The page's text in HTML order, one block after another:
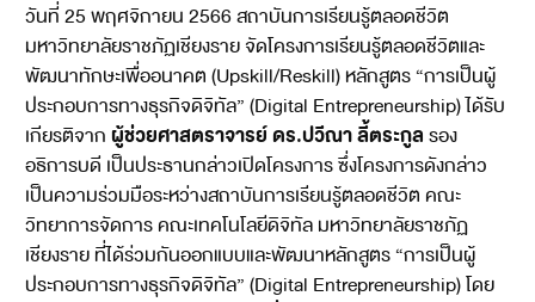
วันที่ 25 พฤศจิกายน 2566 สถาบันการเรียนรู้ตลอดชีวิต
มหาวิทยาลัยราชภัฏเชียงราย จัดโครงการเรียนรู้ตลอดชีวิตและ
พัฒนาทักษะเพื่ออนาคต (Upskill/Reskill) หลักสูตร “การเป็นผู้
ประกอบการทางธุรกิจดิจิทัล” (Digital Entrepreneurship) ได้รับ
เกียรติจากผู้ช่วยศาสตราจารย์ ดร.ปวีณา ลี้ตระกูลรอง
อธิการบดี เป็นประธานกล่าวเปิดโครงการ ซึ่งโครงการดังกล่าว
เป็นความร่วมมือระหว่างสถาบันการเรียนรู้ตลอดชีวิต คณะ
วิทยาการจัดการ คณะเทคโนโลยีดิจิทัล มหาวิทยาลัยราชภัฏ
เชียงราย ที่ได้ร่วมกันออกแบบและพัฒนาหลักสูตร “การเป็นผู้
ประกอบการทางธุรกิจดิจิทัล” (Digital Entrepreneurship) โดย